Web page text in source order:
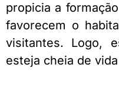
propicia a
favorecem o
visitantes. Logo,
esteja cheia de